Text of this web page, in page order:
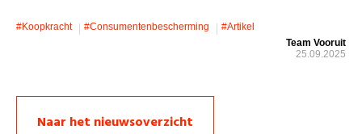
#koopkracht #consumentenbescherming
#artikel
Team Vooruit
25.09.2025
Naar het nieuwsoverzicht